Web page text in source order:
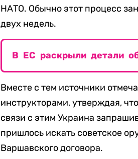
НАТО. Обычно этот процесс
двух недель.
В ЕС раскрыли детали
Вместе с тем источники
инструкторами, утверждая,
связи с этим Украина
пришлось искать советское
Варшавского договора.